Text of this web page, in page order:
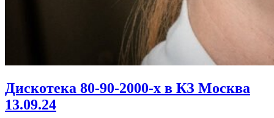
Дискотека 80-90-2000-х в КЗ Москва
13.09.24